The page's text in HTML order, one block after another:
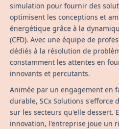
simulation pour fournir des
optimisent les conceptions et
énergétique grâce à la
(CFD). Avec une équipe de
dédiés à la résolution de
constamment les attentes en
innovants et percutants.
Animée par un engagement en
durable, SCx Solutions s'efforce
sur les secteurs qu'elle dessert.
innovation, l'entreprise joue un